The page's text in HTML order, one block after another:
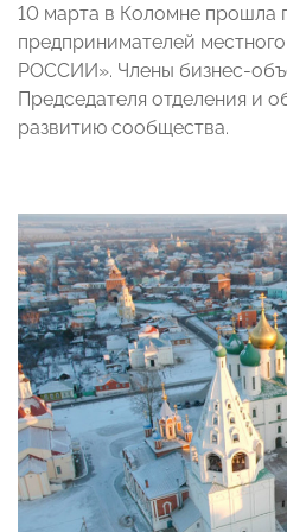
10 марта в Коломне прошла
предпринимателей
РОССИИ». Члены бизнес-
Председателя отделения и
развитию сообщества.